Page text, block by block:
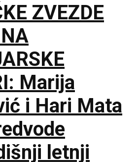
ZVEZDE
Marija
i Hari Mata
letnji